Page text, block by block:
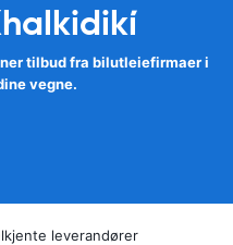
tilbud fra bilutleiefirmaer i
vegne.
leverandører